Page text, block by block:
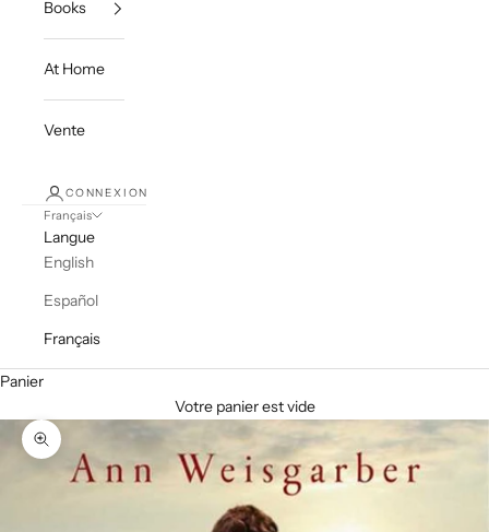
Books
At Home
Vente
CONNEXION
Français
Langue
English
Español
Français
Panier
Votre panier est vide
Zoomer sur l'image